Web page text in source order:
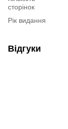
сторінок
Рік видання
Відгуки